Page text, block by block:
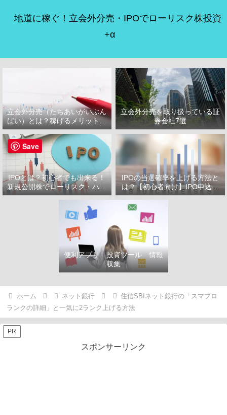
地道に稼ぐ！立会外分売・IPOでローリスク株投資
+α
立会外分売（たちあいがいぶん
ばい）とは？稼げるメリット・
デメリット
立会外分売を取り扱っている証
券会社7選
IPOとは？初心者でも出来る！
新規公開株でローリスク・ハイ
リターン投資をはじめよう！
IPOの当選確率を上げる方法と
は？【初心者向け】IPO申込で
選ぶべき証券会社
便利アプリ 投資ツール 情報
収集
ホーム ネット銀行
住信SBIネット銀行の「スマプロ
ランクの詳細」と一気に2ランク上げる方法
PR
スポンサーリンク
Save